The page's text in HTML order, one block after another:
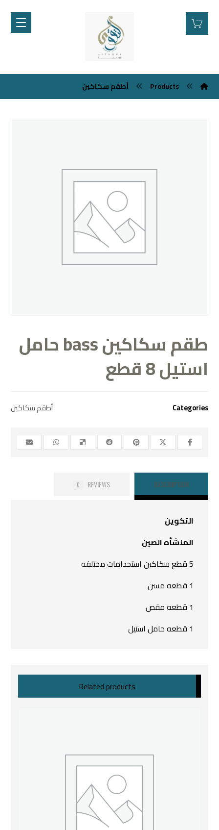
Products أطقم سكاكين
طقم سكاكين bass حامل
استيل 8 قطع
Categories أطقم سكاكين
DESCRIPTION
REVIEWS
0
التكوين
المنشأه الصين
5 قطع سكاكين استخدامات مختلفه
1 قطعه مسن
1 قطعه مقص
1 قطعه حامل استيل
Related products